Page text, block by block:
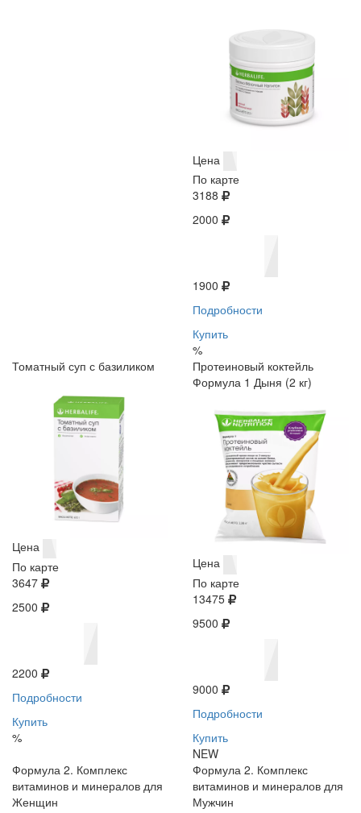
Цена
По карте
3188
2000
1900
Подробности
Купить
%
Томатный суп с базиликом
Цена
По карте
3647
2500
2200
Подробности
Купить
%
Протеиновый коктейль
Формула 1 Дыня (2 кг)
Цена
По карте
13475
9500
9000
Подробности
Купить
NEW
Формула 2. Комплекс
витаминов и минералов для
Женщин
Формула 2. Комплекс
витаминов и минералов для
Мужчин